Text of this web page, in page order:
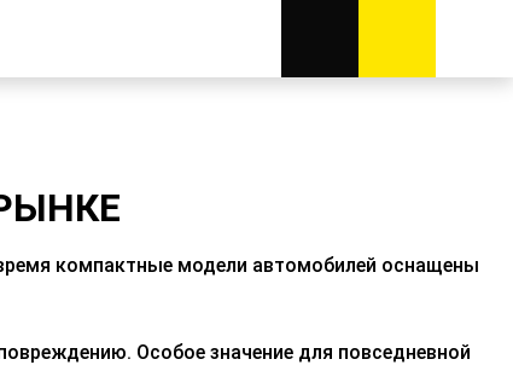
компактные модели автомобилей оснащены
Особое значение для повседневной